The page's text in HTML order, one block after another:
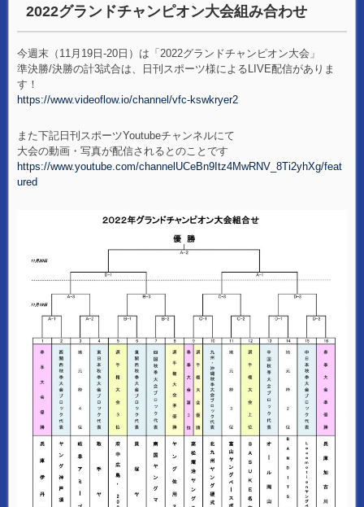
2022グランドチャンピオン大会組み合わせ
今週末（11月19日‐20日）は「2022グランドチャンピオン大会」
準決勝/決勝の計3試合は、日刊スポーツ様によるLIVE配信がありま
す！
https://www.videoflow.io/channel/vfc-kswkryer2
また下記日刊スポーツYoutubeチャンネルにて
大会の動画・写真が配信されるとのことです
https://www.youtube.com/channelUCeBn9Itz4MwRNV_8Ti2yhXg/feat
ured